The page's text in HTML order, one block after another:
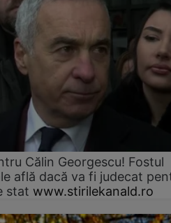
Călin Georgescu! Fostul
află dacă va fi judecat
stat www.stirilekanald.ro